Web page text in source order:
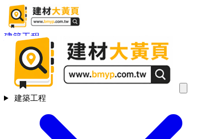
建築工程
建築工程